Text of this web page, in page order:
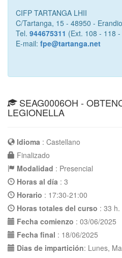
CIFP TARTANGA LHII
C/Tartanga, 15 - 48950 -
Tel. 944675311 (Ext. 108 - 118
E-mail: fpe@tartanga.net
SEAG0006OH -
LEGIONELLA
Idioma : Castellano
Finalizado
Modalidad : Presencial
Horas al día : 3
Horario : 17:30-21:00
Horas totales del curso : 33 h.
Fecha comienzo : 03/06/2025
Fecha final : 18/06/2025
Dias de impartición: Lunes,